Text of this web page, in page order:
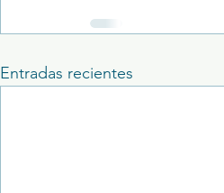
Entradas recientes